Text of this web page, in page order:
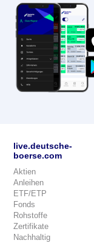
live.deutsche-
boerse.com
Aktien
Anleihen
ETF/ETP
Fonds
Rohstoffe
Zertifikate
Nachhaltig